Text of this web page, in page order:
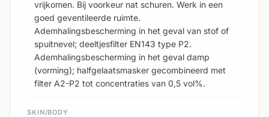
vrijkomen. Bij voorkeur nat schuren. Werk in een
goed geventileerde ruimte.
Ademhalingsbescherming in het geval van stof of
spuitnevel; deeltjesfilter EN143 type P2.
Ademhalingsbescherming in het geval damp
(vorming); halfgelaatsmasker gecombineerd met
filter A2-P2 tot concentraties van 0,5 vol%.
SKIN/BODY